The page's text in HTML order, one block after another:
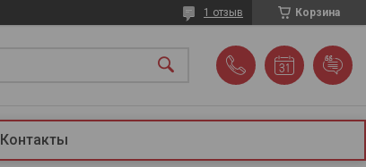
Корзина
1 отзыв
Контакты